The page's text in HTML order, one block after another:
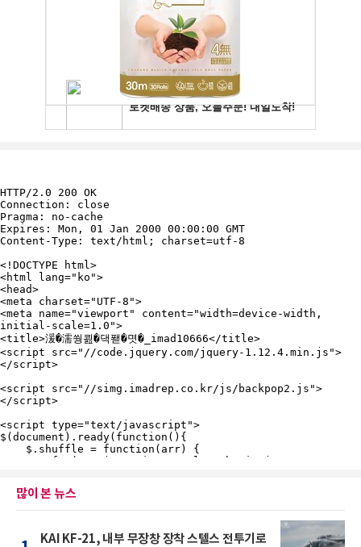
많이 본 뉴스
KAI KF-21, 내부 무장창 장착 스텔스 전투기로